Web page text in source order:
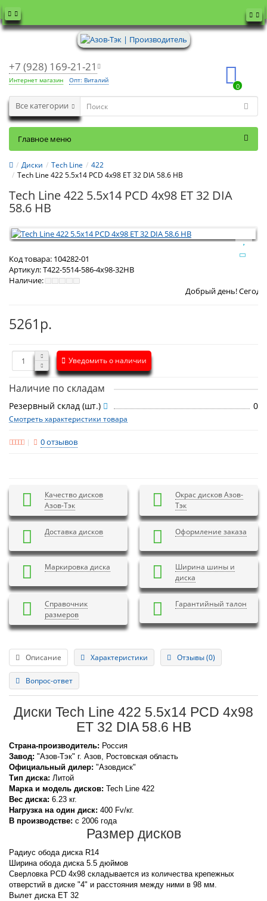
+7 (928) 169-21-21
Интернет магазин Опт: Виталий
0
Все категории
Главное меню
Диски Tech Line
422
Tech Line 422 5.5x14 PCD 4x98 ET 32 DIA 58.6 HB
Tech Line 422 5.5x14 PCD 4x98 ET 32 DIA
58.6 HB
Код товара: 104282-01
Артикул:T422-5514-586-4x98-32HB
Наличие:
Добрый день! СегодняПятница 7
5261р.
Уведомить о наличии
Наличие по складам
Резервный склад (шт.) 0
Смотреть характеристики товара
0 отзывов
Качество дисков
Азов-Тэк
Окрас дисков Азов-
Тэк
Доставка дисков Оформление заказа
Маркировка диска
Ширина шины и
диска
Справочник
размеров
Гарантийный талон
Описание Характеристики Отзывы (0)
Вопрос-ответ
Диски Tech Line 422 5.5x14 PCD 4x98
ET 32 DIA 58.6 HB
Страна-производитель: Россия
Завод: "Азов-Тэк" г. Азов, Ростовская область
Официальный дилер: "Азовдиск"
Тип диска: Литой
Марка и модель дисков: Tech Line 422
Вес диска: 6.23 кг.
Нагрузка на один диск: 400 Fv/кг.
В производстве: с 2006 года
Размер дисков
Радиус обода диска R14
Ширина обода диска 5.5 дюймов
Сверловка PCD 4x98 складывается из количества крепежных
отверстий в диске "4" и расстояния между ними в 98 мм.
Вылет диска ET 32